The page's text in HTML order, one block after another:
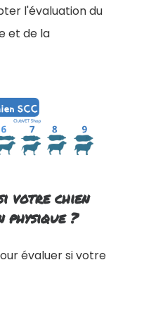
l'évaluation du
et de la
votre chien
physique ?
évaluer si votre